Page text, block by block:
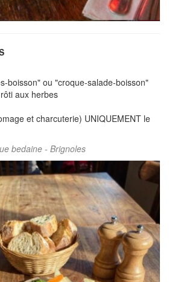
boisson" ou "croque-salade-boisson"
aux herbes
et charcuterie) UNIQUEMENT le
bedaine - Brignoles